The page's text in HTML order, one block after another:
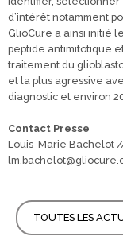
d’intérêt notamment
GlioCure a ainsi initié
peptide antimitotique
traitement du
et la plus agressive
diagnostic et environ
Contact Presse
Louis-Marie Bachelot
TOUTES LES